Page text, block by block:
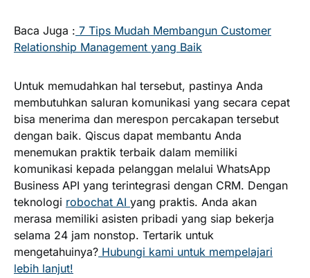
Baca Juga : 7 Tips Mudah Membangun Customer
Relationship Management yang Baik
Untuk memudahkan hal tersebut, pastinya Anda
membutuhkan saluran komunikasi yang secara cepat
bisa menerima dan merespon percakapan tersebut
dengan baik. Qiscus dapat membantu Anda
menemukan praktik terbaik dalam memiliki
komunikasi kepada pelanggan melalui WhatsApp
Business API yang terintegrasi dengan CRM. Dengan
teknologi robochat AI yang praktis. Anda akan
merasa memiliki asisten pribadi yang siap bekerja
selama 24 jam nonstop. Tertarik untuk
mengetahuinya? Hubungi kami untuk mempelajari
lebih lanjut!